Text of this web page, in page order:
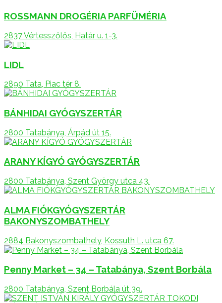
ROSSMANN DROGÉRIA PARFÜMÉRIA
2837 Vértesszőlős, Határ u. 1-3.
LIDL
2890 Tata, Piac tér 8.
BÁNHIDAI GYÓGYSZERTÁR
2800 Tatabánya, Árpád út 15.
ARANY KÍGYÓ GYÓGYSZERTÁR
2800 Tatabánya, Szent György utca 43.
ALMA FIÓKGYÓGYSZERTÁR
BAKONYSZOMBATHELY
2884 Bakonyszombathely, Kossuth L. utca 67.
Penny Market – 34 – Tatabánya, Szent Borbála
2800 Tatabánya, Szent Borbála út 39.